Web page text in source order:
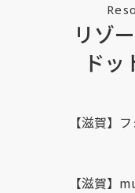
リゾ
ドッ
【滋賀】
【滋賀】